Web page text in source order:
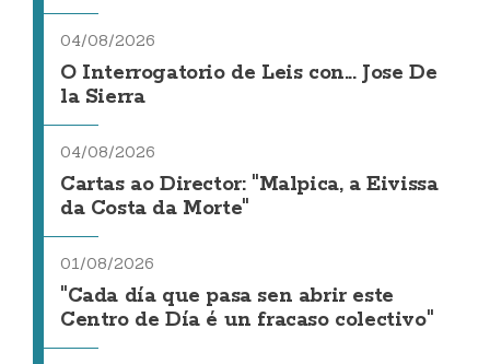
04/08/2026
O Interrogatorio de Leis con... Jose De
la Sierra
04/08/2026
Cartas ao Director: "Malpica, a Eivissa
da Costa da Morte"
01/08/2026
"Cada día que pasa sen abrir este
Centro de Día é un fracaso colectivo"